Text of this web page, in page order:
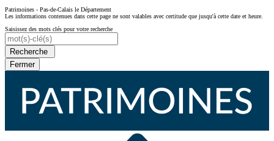
Patrimoines - Pas-de-Calais le Département
Les informations contenues dans cette page ne sont valables avec certitude que jusqu'à cette date et heure.
Saisissez des mots clés pour votre recherche
Recherche
Fermer